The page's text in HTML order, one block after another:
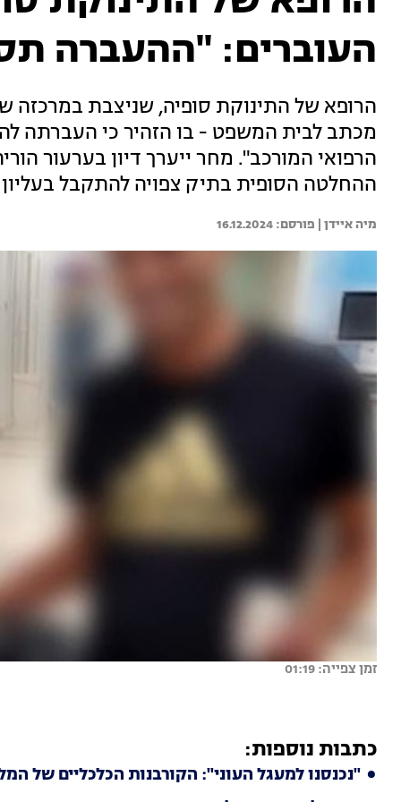
העוברים: "ההעברה
הרופא של התינוקת סופיה, שניצבת
מכתב לבית המשפט - בו הזהיר כי העברתה
הרפואי המורכב". מחר ייערך דיון בערעור
ההחלטה הסופית בתיק צפויה להתקבל בעליון
מיה איידן | 16.12.2024
זמן צפייה: 01:19
כתבות נוספות:
"נכנסנו למעגל העוני": הקורבנות הכלכליים של